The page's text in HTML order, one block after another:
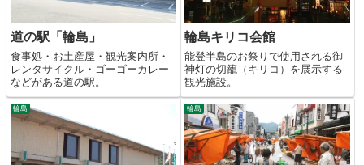
道の駅「輪島」
食事処・お土産屋・観光案内所・
レンタサイクル・ゴーゴーカレー
などがある道の駅。
輪島キリコ会館
能登半島のお祭りで使用される御
神灯の切籠（キリコ）を展示する
観光施設。
輪島 輪島